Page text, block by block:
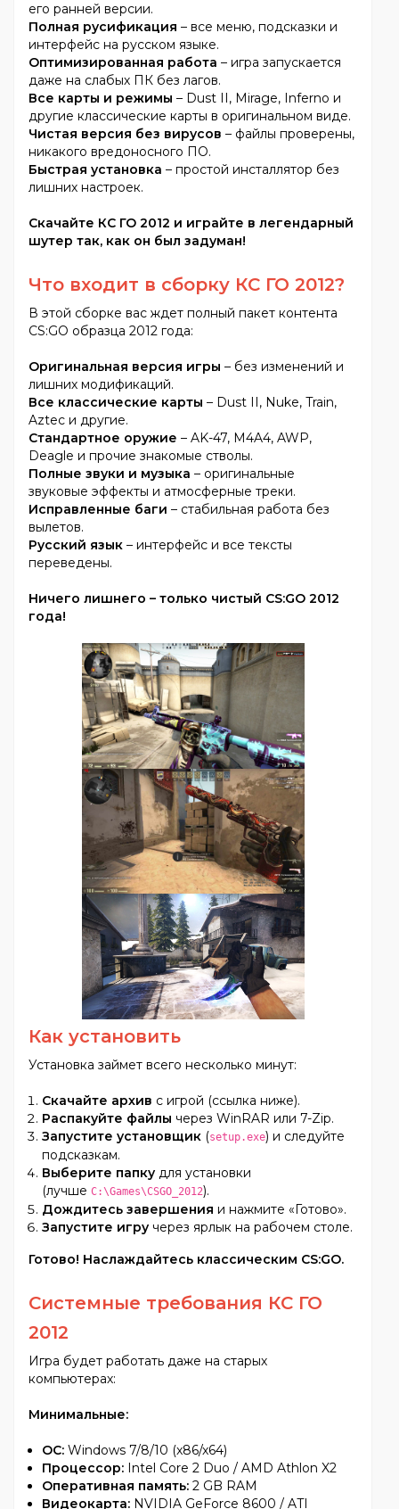
его ранней версии.
Полная русификация – все меню, подсказки и
интерфейс на русском языке.
Оптимизированная работа – игра запускается
даже на слабых ПК без лагов.
Все карты и режимы – Dust II, Mirage, Inferno и
другие классические карты в оригинальном виде.
Чистая версия без вирусов – файлы проверены,
никакого вредоносного ПО.
Быстрая установка – простой инсталлятор без
лишних настроек.
Скачайте КС ГО 2012 и играйте в легендарный
шутер так, как он был задуман!
Что входит в сборку КС ГО 2012?
В этой сборке вас ждет полный пакет контента
CS:GO образца 2012 года:
Оригинальная версия игры – без изменений и
лишних модификаций.
Все классические карты – Dust II, Nuke, Train,
Aztec и другие.
Стандартное оружие – AK-47, M4A4, AWP,
Deagle и прочие знакомые стволы.
Полные звуки и музыка – оригинальные
звуковые эффекты и атмосферные треки.
Исправленные баги – стабильная работа без
вылетов.
Русский язык – интерфейс и все тексты
переведены.
Ничего лишнего – только чистый CS:GO 2012
года!
Как установить
Установка займет всего несколько минут:
Скачайте архив с игрой (ссылка ниже).
Распакуйте файлы через WinRAR или 7-Zip.
Запустите установщик (setup.exe) и следуйте
подсказкам.
Выберите папку для установки
(лучше C:\Games\CSGO_2012).
Дождитесь завершения и нажмите «Готово».
Запустите игру через ярлык на рабочем столе.
Готово! Наслаждайтесь классическим CS:GO.
Системные требования КС ГО
2012
Игра будет работать даже на старых
компьютерах:
Минимальные:
ОС: Windows 7/8/10 (x86/x64)
Процессор: Intel Core 2 Duo / AMD Athlon X2
Оперативная память: 2 GB RAM
Видеокарта: NVIDIA GeForce 8600 / ATI